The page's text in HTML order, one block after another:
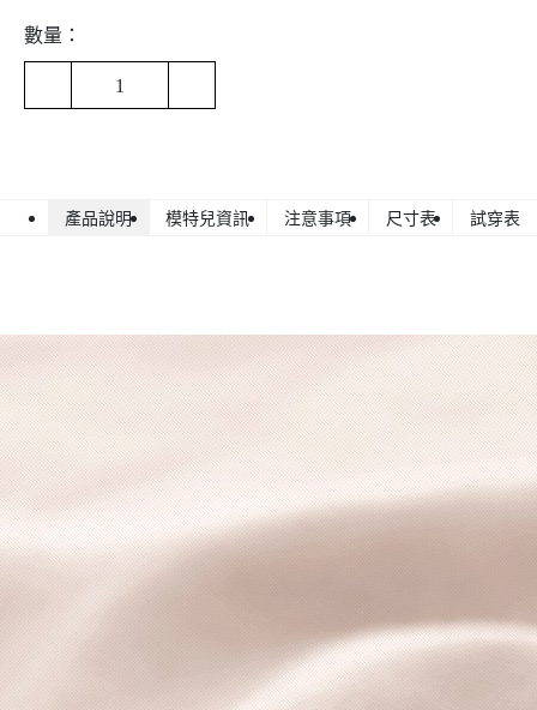
數量：
1
產品說明 模特兒資訊 注意事項 尺寸表 試穿表